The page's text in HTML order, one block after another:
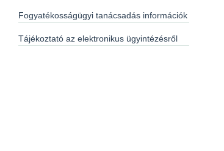
Fogyatékosságügyi tanácsadás információk
Tájékoztató az elektronikus ügyintézésről